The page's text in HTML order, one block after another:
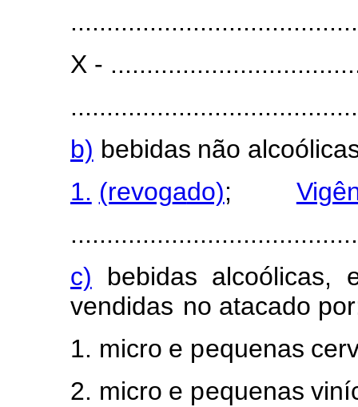
X -
b) bebidas não alcoólic
1. (revogado);
c)
bebidas alcoólicas,
vendidas no atacado por
1. micro e pequenas ce
2. micro e pequenas vi